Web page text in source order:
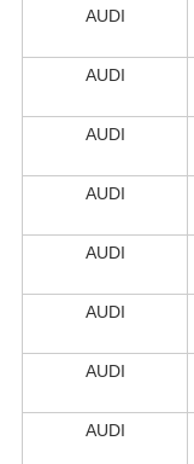
AUDI
AUDI
AUDI
AUDI
AUDI
AUDI
AUDI
AUDI